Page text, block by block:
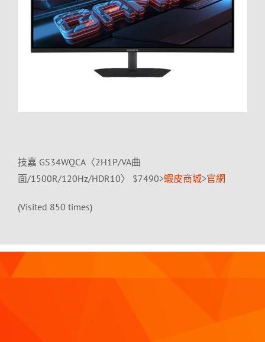
技嘉 GS34WQCA〈2H1P/VA曲
面/1500R/120Hz/HDR10〉 $7490>蝦皮商城>官網
(Visited 850 times)